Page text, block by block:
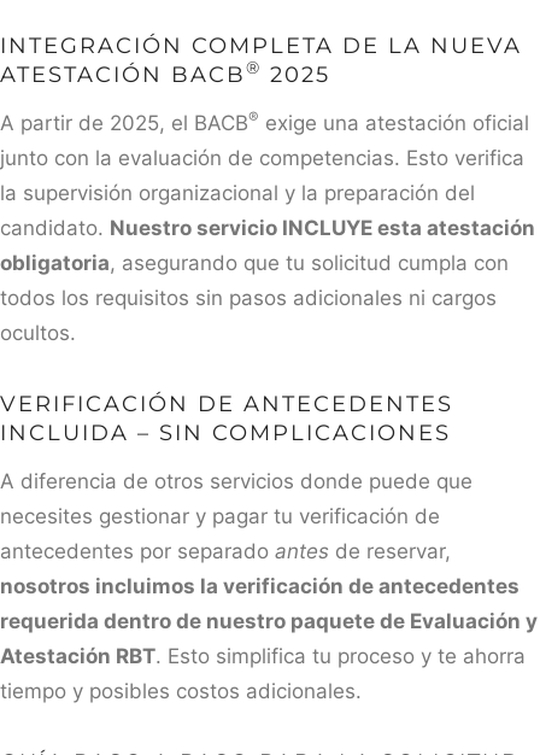
INTEGRACIÓN COMPLETA DE LA NUEVA
ATESTACIÓN BACB® 2025
A partir de 2025, el BACB® exige una atestación oficial
junto con la evaluación de competencias. Esto verifica
la supervisión organizacional y la preparación del
candidato. Nuestro servicio INCLUYE esta atestación
obligatoria, asegurando que tu solicitud cumpla con
todos los requisitos sin pasos adicionales ni cargos
ocultos.
VERIFICACIÓN DE ANTECEDENTES
INCLUIDA – SIN COMPLICACIONES
A diferencia de otros servicios donde puede que
necesites gestionar y pagar tu verificación de
antecedentes por separado antes de reservar,
nosotros incluimos la verificación de antecedentes
requerida dentro de nuestro paquete de Evaluación y
Atestación RBT. Esto simplifica tu proceso y te ahorra
tiempo y posibles costos adicionales.